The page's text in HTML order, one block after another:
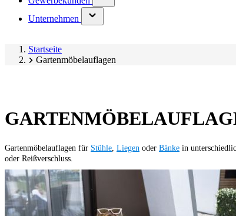
submenu)
Unternehmen
(has
submenu)
Startseite
Gartenmöbelauflagen
Gartenmöbelauflagen für Stühle Liegen oder Bänke in
oder Reißverschluss.